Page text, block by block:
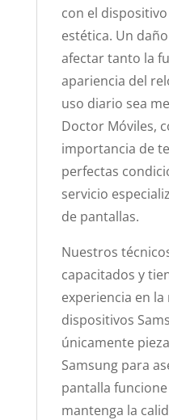
con el
estética. Un
afectar tanto la
apariencia del
uso diario sea
Doctor Móviles,
importancia de
perfectas
servicio
de pantallas.
Nuestros
capacitados y
experiencia en
dispositivos
únicamente
Samsung para
pantalla
mantenga la